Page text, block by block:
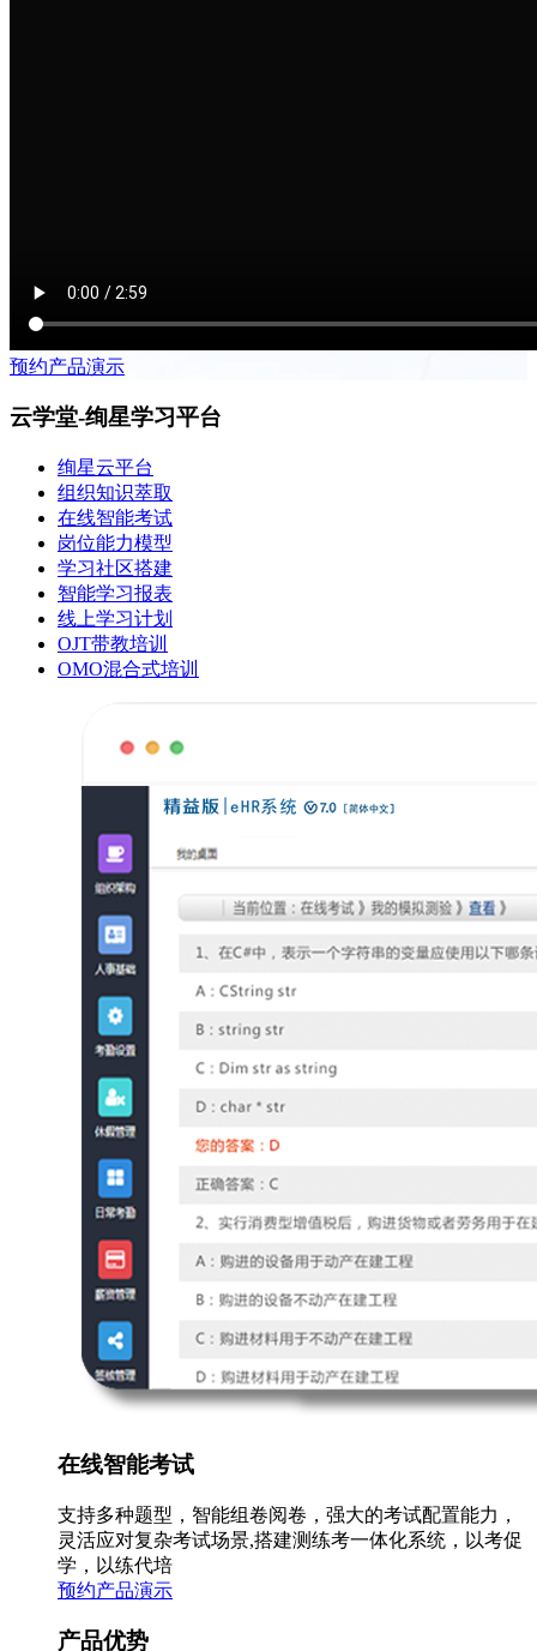
预约产品演示
云学堂-绚星学习平台
绚星云平台
组织知识萃取
在线智能考试
岗位能力模型
学习社区搭建
智能学习报表
线上学习计划
OJT带教培训
OMO混合式培训
在线智能考试
支持多种题型，智能组卷阅卷，强大的考试配置能力，
灵活应对复杂考试场景,搭建测练考一体化系统，以考促
学，以练代培
预约产品演示
产品优势